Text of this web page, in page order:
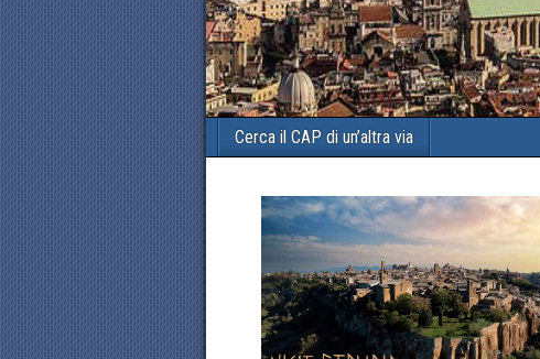
Cerca il CAP di un’altra via